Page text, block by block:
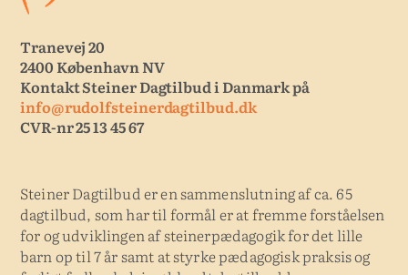
Tranevej 20
2400 København NV
Kontakt Steiner Dagtilbud i Danmark på
info@rudolfsteinerdagtilbud.dk
CVR-nr 25 13 45 67
Steiner Dagtilbud er en sammenslutning af ca. 65
dagtilbud, som har til formål er at fremme forståelsen
for og udviklingen af steinerpædagogik for det lille
barn op til 7 år samt at styrke pædagogisk praksis og